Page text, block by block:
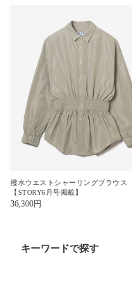
撥水ウエストシャーリングブラウス
【STORY6月号掲載】
36,300円
キーワードで探す